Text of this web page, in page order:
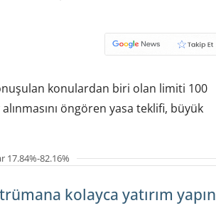
konulardan biri olan limiti 100
öngören yasa teklifi, büyük
17.84%-82.16%
kolayca yatırım yapın